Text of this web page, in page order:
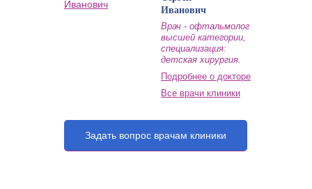
Иванович
Врач - офтальмолог
высшей категории,
специализация:
детская хирургия.
Подробнее о докторе
Все врачи клиники
Задать вопрос врачам клиники